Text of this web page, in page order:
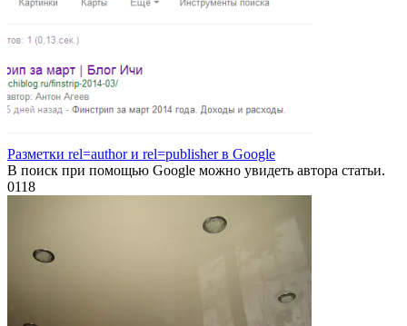
Разметки rel=author и rel=publisher в Google
В поиск при помощью Google можно увидеть автора статьи.
0118